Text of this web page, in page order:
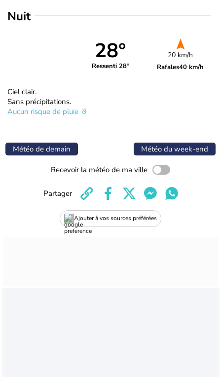
Nuit
28°
Ressenti 28°
20 km/h
Rafales40 km/h
Ciel clair.
Sans précipitations.
Aucun risque de pluie
Météo de demain Météo du week-end
Recevoir la météo de ma ville
Ajouter à vos sources préférées
Partager